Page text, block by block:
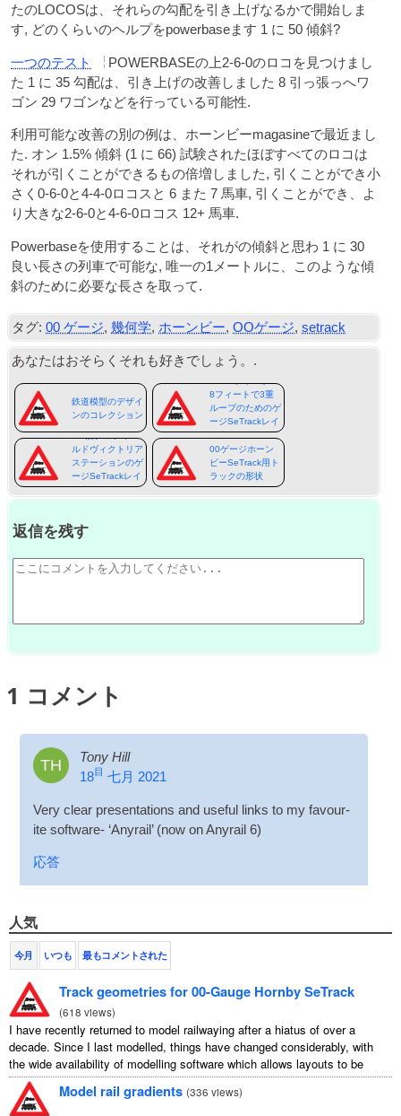
たのLOCOSは、それらの勾配を引き上げなるかで開始しま
す, どのくらいのヘルプをpowerbaseます 1 に 50 傾斜?
一つのテスト
POWERBASEの上2-6-0のロコを見つけまし
た 1 に 35 勾配は、引き上げの改善しました 8 引っ張っへワ
ゴン 29 ワゴンなどを行っている可能性.
利用可能な改善の別の例は、ホーンビーmagasineで最近まし
た. オン 1.5% 傾斜 (1 に 66) 試験されたほぼすべてのロコは
それが引くことができるもの倍増しました, 引くことができ小
さく0-6-0と4-4-0ロコスと 6 また 7 馬車, 引くことができ、よ
り大きな2-6-0と4-6-0ロコス 12+ 馬車.
Powerbaseを使用することは、それがの傾斜と思わ 1 に 30
良い長さの列車で可能な, 唯一の1メートルに、このような傾
斜のために必要な長さを取って.
タグ: 00 ゲージ,幾何学, ホーンビー,OOゲージ,setrack
あなたはおそらくそれも好きでしょう。.
鉄道模型のデザイ
ンのコレクション
00-12フィートX
8フィートで3重
ループのためのゲ
ージSeTrackレイ
アウト
00-旧シェフィー
ルドヴィクトリア
ステーションのゲ
ージSeTrackレイ
アウト
00ゲージホーン
ビーSeTrack用ト
ラックの形状
返信を残す
1 コメント
TH
Tony Hill
18目 七月 2021
Very clear present­a­tions and use­ful links to my favour­
ite soft­ware- ‘Any­rail’(now on Any­rail 6)
応答
人気
今月 いつも 最もコメントされた
Track geometries for 00-Gauge Hornby SeTrack
(618 views)
I have recently returned to model railwaying after a hiatus of over a
decade. Since I last modelled, things have changed considerably, with
the wide availability of modelling software which allows layouts to be
carefully ...
Model rail gradients (336 views)